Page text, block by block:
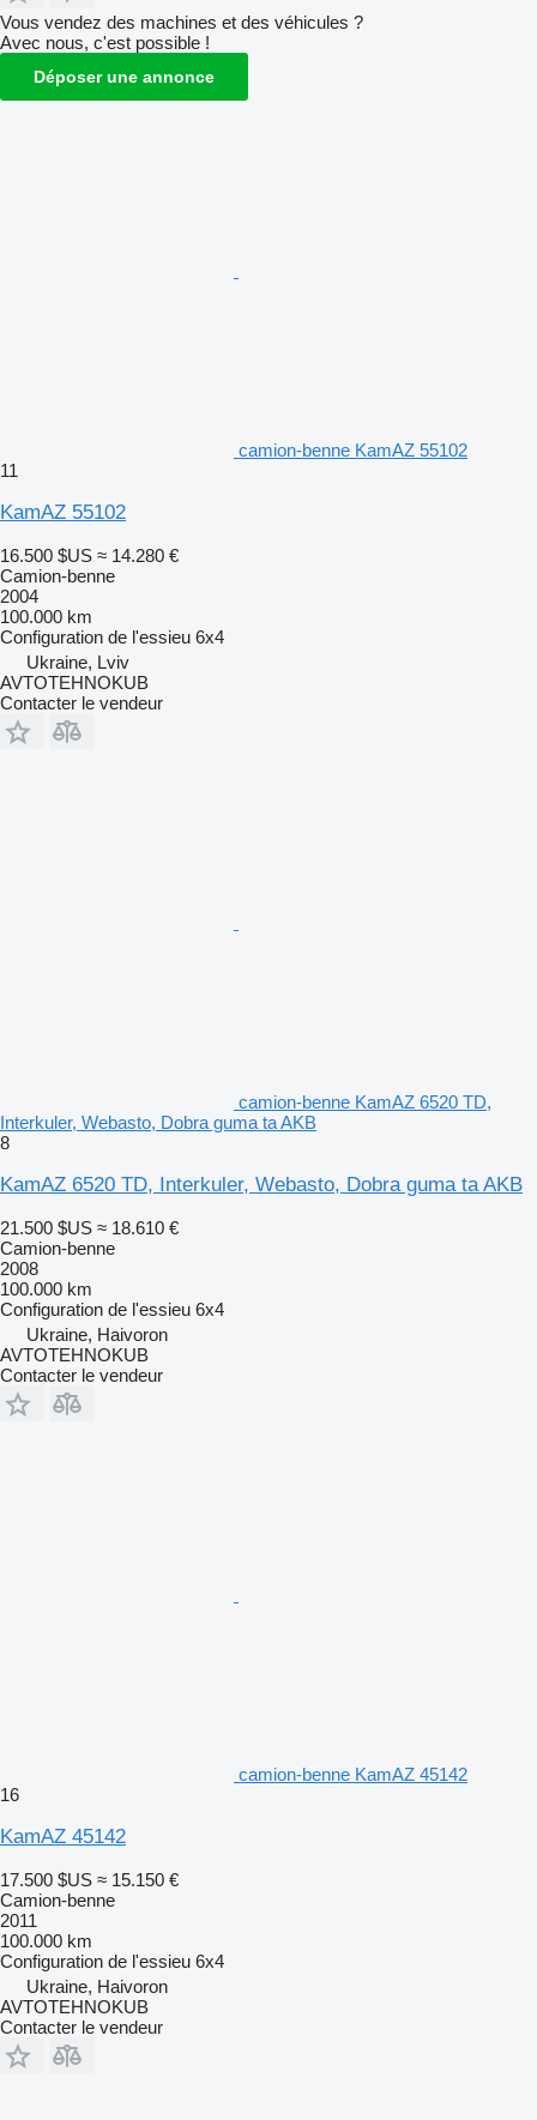
Vous vendez des machines et des véhicules ?
Avec nous, c'est possible !
Déposer une annonce
camion-benne KamAZ 55102
11
KamAZ 55102
16.500 $US ≈ 14.280 €
Camion-benne
2004
100.000 km
Configuration de l'essieu 6x4
Ukraine, Lviv
AVTOTEHNOKUB
Contacter le vendeur
camion-benne KamAZ 6520 TD,
Interkuler, Webasto, Dobra guma ta AKB
8
KamAZ 6520 TD, Interkuler, Webasto, Dobra guma ta AKB
21.500 $US ≈ 18.610 €
Camion-benne
2008
100.000 km
Configuration de l'essieu 6x4
Ukraine, Haivoron
AVTOTEHNOKUB
Contacter le vendeur
camion-benne KamAZ 45142
16
KamAZ 45142
17.500 $US ≈ 15.150 €
Camion-benne
2011
100.000 km
Configuration de l'essieu 6x4
Ukraine, Haivoron
AVTOTEHNOKUB
Contacter le vendeur